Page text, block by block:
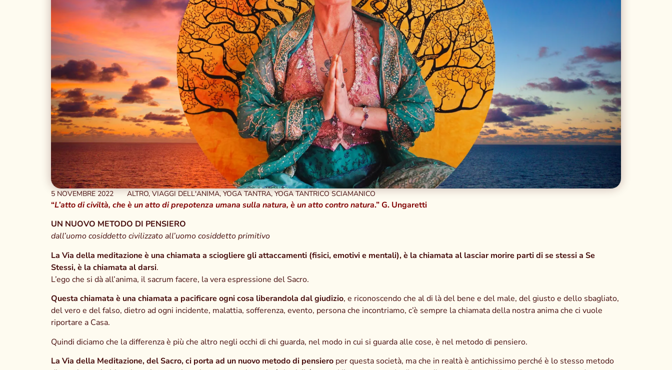
5 NOVEMBRE 2022 ALTRO, VIAGGI DELL'ANIMA, YOGA TANTRA, YOGA TANTRICO SCIAMANICO
“L’atto di civiltà, che è un atto di prepotenza umana sulla natura, è un atto contro natura.” G. Ungaretti
UN NUOVO METODO DI PENSIERO
dall’uomo cosiddetto civilizzato all’uomo cosiddetto primitivo
La Via della meditazione è una chiamata a sciogliere gli attaccamenti (fisici, emotivi e mentali), è la chiamata al lasciar morire parti di se stessi a Se
Stessi, è la chiamata al darsi.
L’ego che si dà all’anima, il sacrum facere, la vera espressione del Sacro.
Questa chiamata è una chiamata a pacificare ogni cosa liberandola dal giudizio, e riconoscendo che al di là del bene e del male, del giusto e dello sbagliato,
del vero e del falso, dietro ad ogni incidente, malattia, sofferenza, evento, persona che incontriamo, c’è sempre la chiamata della nostra anima che ci vuole
riportare a Casa.
Quindi diciamo che la differenza è più che altro negli occhi di chi guarda, nel modo in cui si guarda alle cose, è nel metodo di pensiero.
La Via della Meditazione, del Sacro, ci porta ad un nuovo metodo di pensiero per questa società, ma che in realtà è antichissimo perché è lo stesso metodo